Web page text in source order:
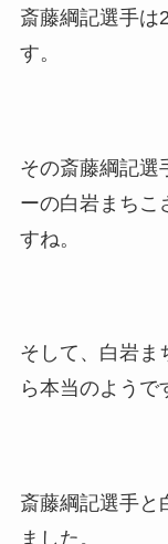
斎藤綱記選手は
す。
その斎藤綱記選
ーの白岩まちこ
すね。
そして、白岩ま
ら本当のようで
斎藤綱記選手と
ました。